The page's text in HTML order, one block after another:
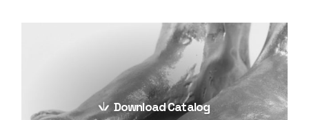
Download Catalog